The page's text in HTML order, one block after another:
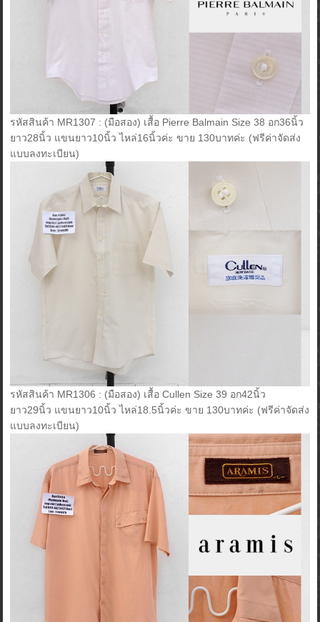
รหัสสินค้า MR1307 : (มือสอง) เสื้อ Pierre Balmain Size 38 อก36นิ้ว
ยาว28นิ้ว แขนยาว10นิ้ว ไหล่16นิ้วค่ะ ขาย 130บาทค่ะ (ฟรีค่าจัดส่ง
แบบลงทะเบียน)
รหัสสินค้า MR1306 : (มือสอง) เสื้อ Cullen Size 39 อก42นิ้ว
ยาว29นิ้ว แขนยาว10นิ้ว ไหล่18.5นิ้วค่ะ ขาย 130บาทค่ะ (ฟรีค่าจัดส่ง
แบบลงทะเบียน)